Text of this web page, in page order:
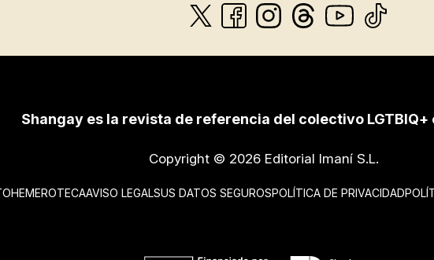
Shangay es la revista de referencia del colectivo LGTBIQ+
Copyright © 2026 Editorial Imaní S.L.
HEMEROTECAAVISO LEGALSUS DATOS SEGUROSPOLÍTICA DE PRIVACIDAD